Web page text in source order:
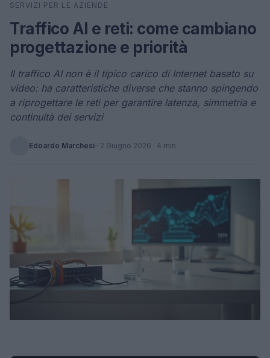
Cerca
SERVIZI PER LE AZIENDE
Traffico AI e reti: come cambiano
progettazione e priorità
Il traffico AI non è il tipico carico di Internet basato su
video: ha caratteristiche diverse che stanno spingendo
a riprogettare le reti per garantire latenza, simmetria e
continuità dei servizi
Edoardo Marchesi · 2 Giugno 2026 · 4 min